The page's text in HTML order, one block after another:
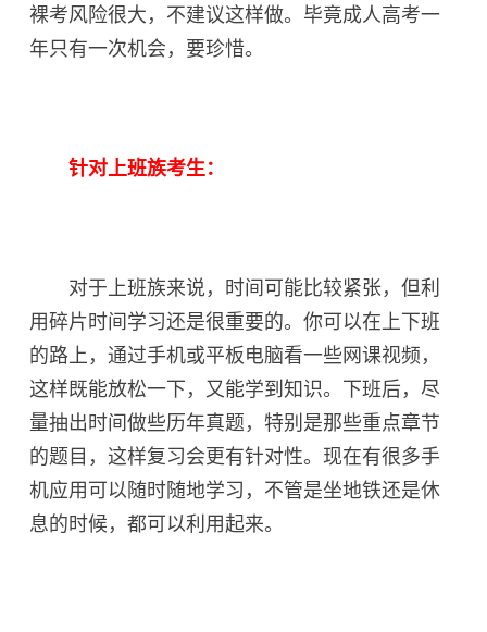
裸考风险很大，不建议这样做。毕竟成人高考一
年只有一次机会，要珍惜。
针对上班族考生：
对于上班族来说，时间可能比较紧张，但利
用碎片时间学习还是很重要的。你可以在上下班
的路上，通过手机或平板电脑看一些网课视频，
这样既能放松一下，又能学到知识。下班后，尽
量抽出时间做些历年真题，特别是那些重点章节
的题目，这样复习会更有针对性。现在有很多手
机应用可以随时随地学习，不管是坐地铁还是休
息的时候，都可以利用起来。